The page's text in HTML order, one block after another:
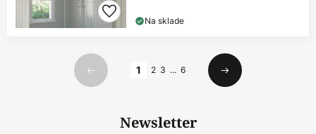
Na sklade
Predchádzajúci
1 2 3 ... 6
Ďalší
Newsletter